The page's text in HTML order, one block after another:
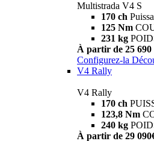
Multistrada V4 S
170 ch
125 Nm
231 kg
À partir de 25 690
Configurez-la
V4 Rally
V4 Rally
170 ch
123,8 Nm
240 kg
À partir de 29